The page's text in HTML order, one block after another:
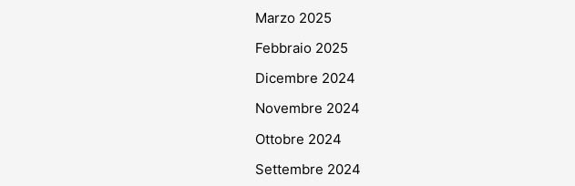
Marzo 2025
Febbraio 2025
Dicembre 2024
Novembre 2024
Ottobre 2024
Settembre 2024